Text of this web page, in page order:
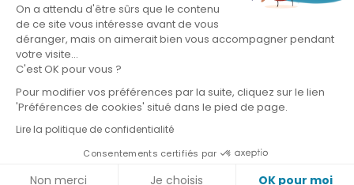
PRODUITS
NOTRE SOCIÉTÉ
VOTRE COMPTE
© 2026 - Logiciel e-commerce par PrestaShop™
On a attendu d'être sûrs que le contenu
de ce site vous intéresse avant de vous
déranger, mais on aimerait bien vous accompagner pendant
votre visite...
C'est OK pour vous ?
Pour modifier vos préférences par la suite, cliquez sur le lien
'Préférences de cookies' situé dans le pied de page.
Lire la politique de confidentialité
Consentements certifiés par
Non merci Je choisis OK pour moi